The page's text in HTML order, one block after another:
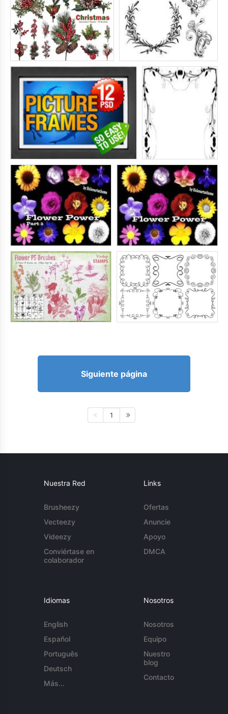
Siguiente página
1
Nuestra Red
Brusheezy
Vecteezy
Videezy
Conviértase en
colaborador
Links
Ofertas
Anuncie
Apoyo
DMCA
Idiomas
English
Español
Português
Deutsch
Más...
Nosotros
Nosotros
Equipo
Nuestro
blog
Contacto